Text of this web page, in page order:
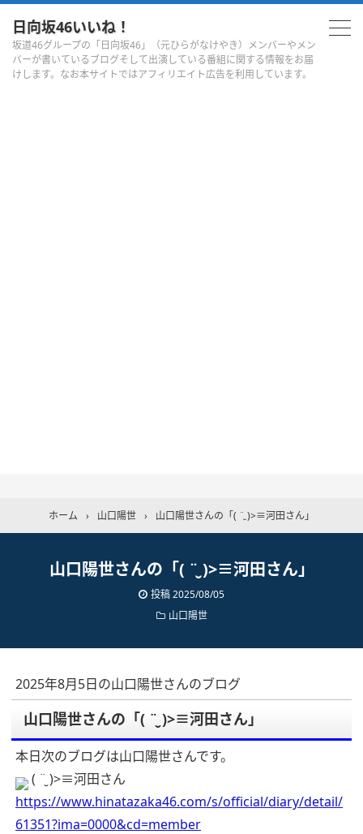
日向坂46いいね！
坂道46グループの「日向坂46」（元ひらがなけやき）メンバーやメン
バーが書いているブログそして出演している番組に関する情報をお届
けします。なお本サイトではアフィリエイト広告を利用しています。
ホーム › 山口陽世 › 山口陽世さんの「( ¨̮ )>≡河田さん」
山口陽世さんの「( ¨̮ )>≡河田さん」
投稿2025/08/05
山口陽世
2025年8月5日の山口陽世さんのブログ
山口陽世さんの「( ¨̮ )>≡河田さん」
本日次のブログは山口陽世さんです。
( ¨̮ )>≡河田さん
https://www.hinatazaka46.com/s/official/diary/detail/
61351?ima=0000&cd=member